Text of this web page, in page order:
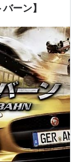
ーン】